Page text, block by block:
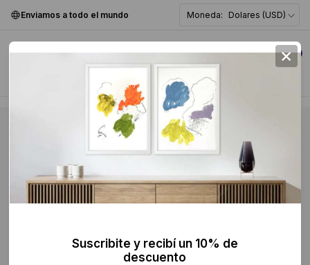
Enviamos a todo el mundo Moneda: Dolares (USD)
0
×
Suscribite y recibí un 10% de
descuento